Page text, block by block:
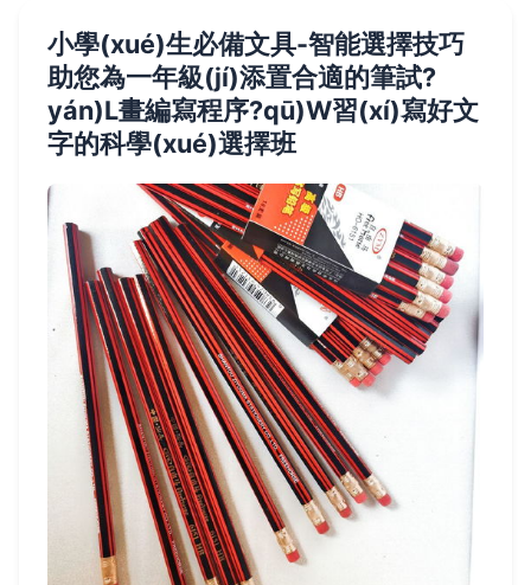
小學(xué)生必備文具-智能選擇技巧
助您為一年級(jí)添置合適的筆試?
yán)L畫編寫程序?qū)W習(xí)寫好文
字的科學(xué)選擇班